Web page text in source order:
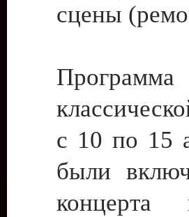
сцены
с 10 по 15
были